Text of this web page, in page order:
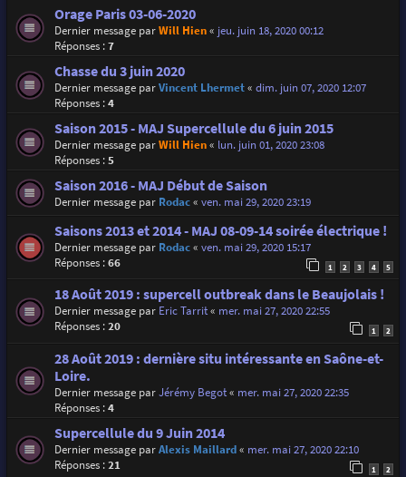
Orage Paris 03-06-2020
Dernier message parWill Hien« jeu. juin 18, 2020 00:12
Réponses :7
Chasse du 3 juin 2020
Dernier message parVincent Lhermet« dim. juin 07, 2020 12:07
Réponses :4
Saison 2015 - MAJ Supercellule du 6 juin 2015
Dernier message parWill Hien« lun. juin 01, 2020 23:08
Réponses :5
Saison 2016 - MAJ Début de Saison
Dernier message par Rodac« ven. mai 29, 2020 23:19
Saisons 2013 et 2014 - MAJ 08-09-14 soirée électrique !
Dernier message par Rodac« ven. mai 29, 2020 15:17
Réponses :66 1 2 3 4 5
18 Août 2019 : supercell outbreak dans le Beaujolais !
Dernier message par Eric Tarrit« mer. mai 27, 2020 22:55
Réponses :20 1 2
28 Août 2019 : dernière situ intéressante en Saône-et-
Loire.
Dernier message parJérémy Begot« mer. mai 27, 2020 22:35
Réponses :4
Supercellule du 9 Juin 2014
Dernier message parAlexis Maillard« mer. mai 27, 2020 22:10
Réponses :21 1 2